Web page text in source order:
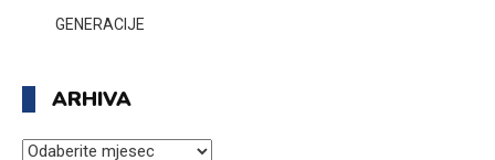
GENERACIJE
ARHIVA
ARHIVA